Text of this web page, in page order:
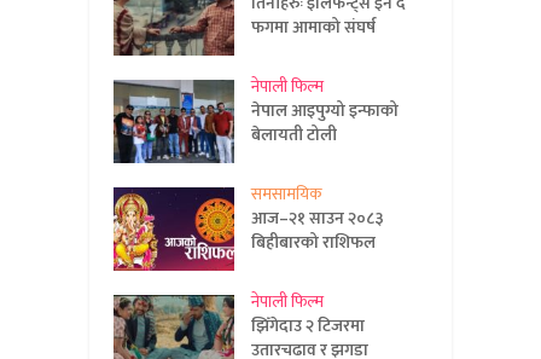
फगमा आमाको संघर्ष
नेपाली फिल्म
नेपाल आइपुग्यो इन्फाको
बेलायती टोली
समसामयिक
आज–२१ साउन २०८३
बिहीबारको राशिफल
नेपाली फिल्म
झिँगेदाउ २ टिजरमा
उतारचढाव र झगडा